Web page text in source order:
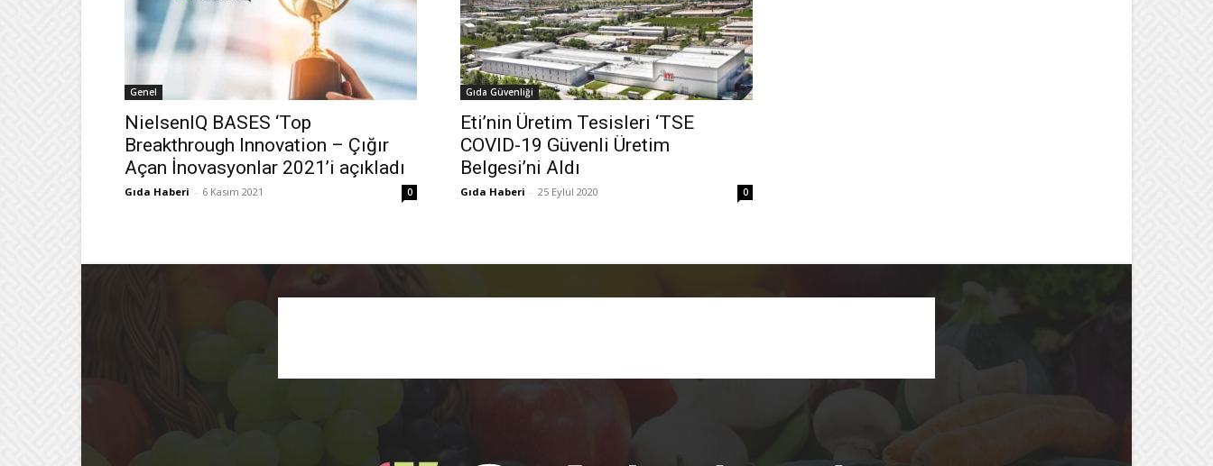
Genel
NielsenIQ BASES ‘Top
Breakthrough Innovation – Çığır
Açan İnovasyonlar 2021’i açıkladı
Gıda Haberi - 6 Kasım 2021 0
Gıda Güvenliği
Eti’nin Üretim Tesisleri ‘TSE
COVID-19 Güvenli Üretim
Belgesi’ni Aldı
Gıda Haberi - 25 Eylül 2020 0